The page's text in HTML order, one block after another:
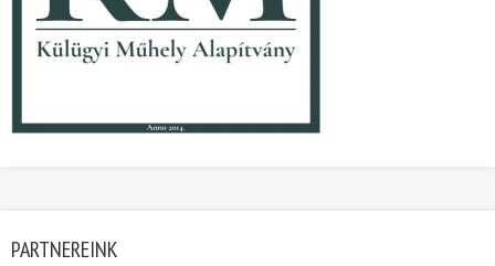
PARTNEREINK